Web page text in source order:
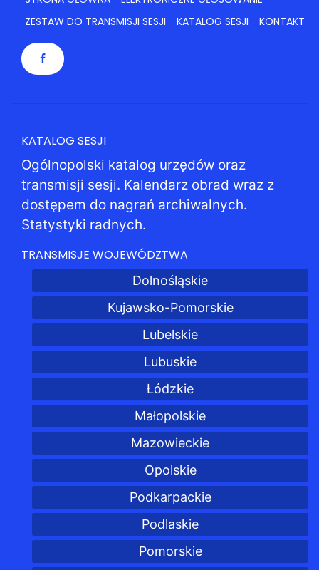
ZESTAW DO TRANSMISJI SESJI
KATALOG SESJI KONTAKT
KATALOG SESJI
Ogólnopolski katalog urzędów oraz
transmisji sesji. Kalendarz obrad wraz z
dostępem do nagrań archiwalnych.
Statystyki radnych.
TRANSMISJE WOJEWÓDZTWA
Dolnośląskie
Kujawsko-Pomorskie
Lubelskie
Lubuskie
Łódzkie
Małopolskie
Mazowieckie
Opolskie
Podkarpackie
Podlaskie
Pomorskie